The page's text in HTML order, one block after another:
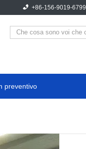
+86-156-9019-6799
preventivo
azienda: